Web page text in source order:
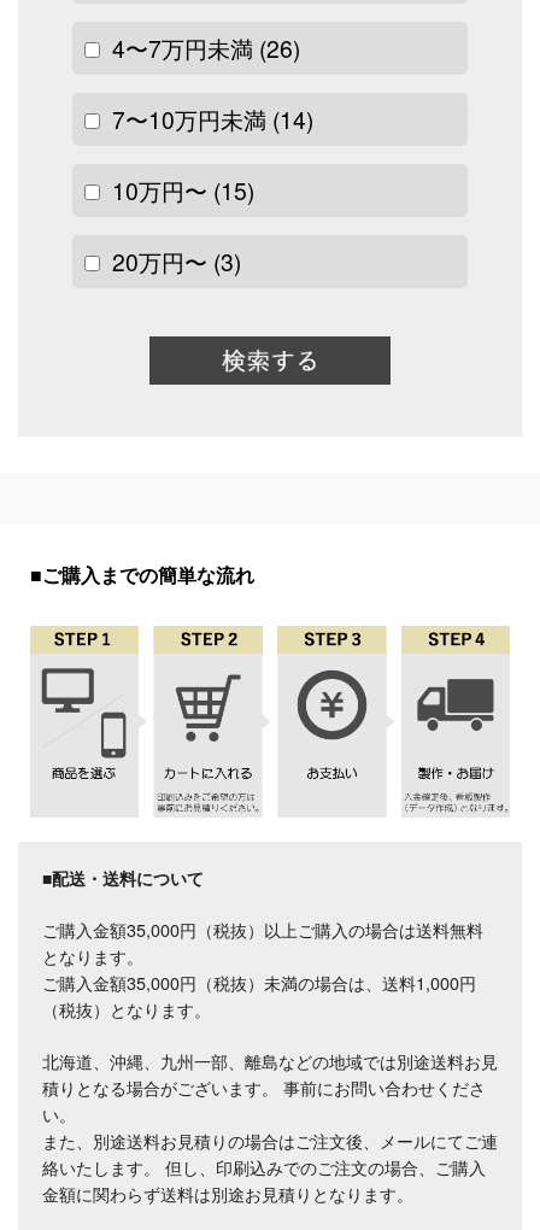
4〜7万円未満 (26)
7〜10万円未満 (14)
10万円〜 (15)
20万円〜 (3)
■ご購入までの簡単な流れ
■配送・送料について
ご購入金額35,000円（税抜）以上ご購入の場合は送料無料
となります。
ご購入金額35,000円（税抜）未満の場合は、送料1,000円
（税抜）となります。
北海道、沖縄、九州一部、離島などの地域では別途送料お見
積りとなる場合がございます。 事前にお問い合わせくださ
い。
また、別途送料お見積りの場合はご注文後、メールにてご連
絡いたします。 但し、印刷込みでのご注文の場合、ご購入
金額に関わらず送料は別途お見積りとなります。